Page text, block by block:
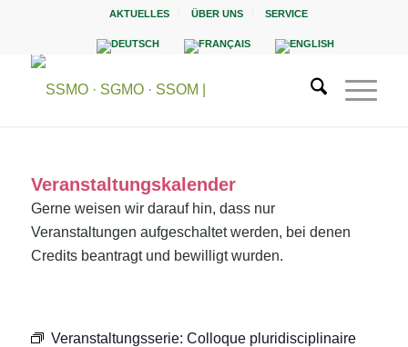
AKTUELLES ÜBER UNS SERVICE
Veranstaltungskalender
Gerne weisen wir darauf hin, dass nur
Veranstaltungen aufgeschaltet werden, bei denen
Credits beantragt und bewilligt wurden.
Veranstaltungsserie: Colloque pluridisciplinaire